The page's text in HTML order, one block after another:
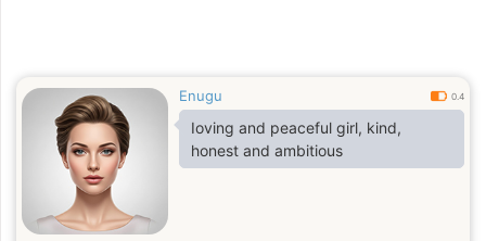
Enugu 0.4
Ioving and peaceful girl, kind,
honest and ambitious